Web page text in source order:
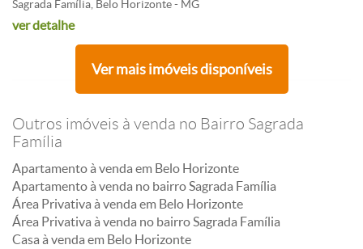
Sagrada Família, Belo Horizonte - MG
ver detalhe
Ver mais imóveis disponíveis
Outros imóveis à venda no Bairro Sagrada
Família
Apartamento à venda em Belo Horizonte
Apartamento à venda no bairro Sagrada Família
Área Privativa à venda em Belo Horizonte
Área Privativa à venda no bairro Sagrada Família
Casa à venda em Belo Horizonte